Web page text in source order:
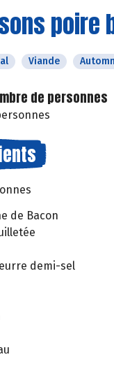
poire
Viande
de personnes
de Bacon
demi-sel